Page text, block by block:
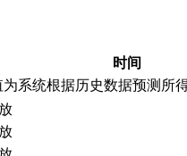
时间
为系统根据历史数据预测所